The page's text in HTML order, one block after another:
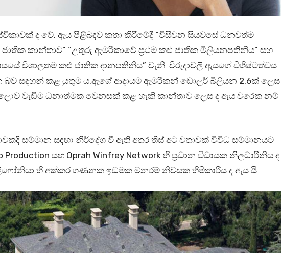
ද වේ. ඇය පිළිබඳව කතා කිරීමේදී “විසිවන සියවසේ ධනවත්ම
ජාතික කාන්තාව” “උතුරු ඇමරිකාවේ ප්‍රථම කළු ජාතික මිලියනපතිනිය” සහ
විශාලතම කළු ජාතික දානපතිනිය” වැනි විරුදාවලි ඇයගේ විශිෂ්ටත්වය
බව සඳහන් කළ යුතුම ය.ඇගේ ආදායම ඇමරිකන් ඩොලර් බිලියන 2.6ක් ලෙස
වැඩිම ධනාත්මක වෙනසක් කළ හැකි කාන්තාව ලෙස ද ඇය වරෙක නම්
සම්මාන සඳහා නිර්දේශ වී ඇති අතර තිස් අට වතාවක් විවිධ සම්මානයට
Production සහ Oprah Winfrey Network හි ප්‍රධාන විධායක නිලධාරිනිය ද
හි අක්කර ගණනක ඉඩමක මනරම් නිවසක හිමිකාරිය ද ඇය යි